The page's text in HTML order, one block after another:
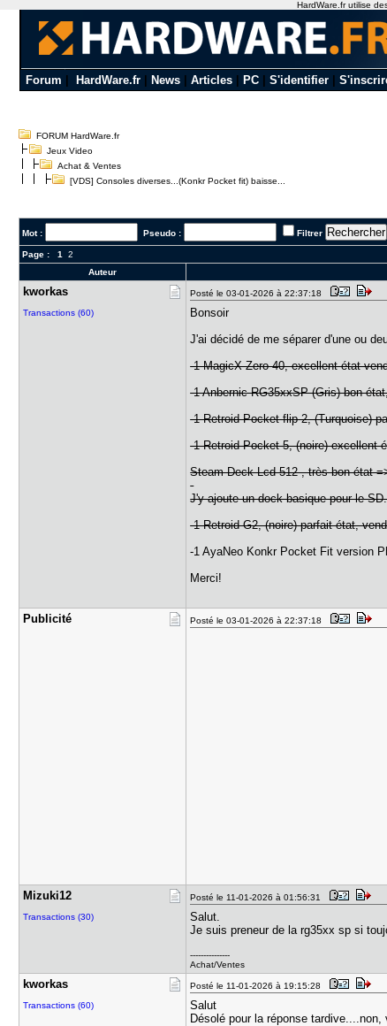
Forum HardWare.fr| News| Articles| PC| S'identifier|
FORUM HardWare.fr
Jeux Video
Achat & Ventes
[VDS] Consoles diverses...(Konkr Pocket fit) baisse...
Mot : Pseudo : Filtrer
Page : 1 2
Auteur
kworkas
Transactions (60)
Posté le 03-01-2026 à 22:37:18
Bonsoir
J'ai décidé de me séparer d'une ou
-1 MagicX Zero 40, excellent état
-1 Anbernic RG35xxSP (Gris) bon
-1 Retroid Pocket flip 2, (Turquoise)
-1 Retroid Pocket 5, (noire) excellent
Steam Deck Lcd 512 , très bon état
J'y ajoute un dock basique pour le
-1 Retroid G2, (noire) parfait état,
-1 AyaNeo Konkr Pocket Fit version
Merci!
Publicité Posté le 03-01-2026 à 22:37:18
Mizuki12
Transactions (30)
Posté le 11-01-2026 à 01:56:31
Salut.
Je suis preneur de la rg35xx sp si
---------------
Achat/Ventes
kworkas
Transactions (60)
Posté le 11-01-2026 à 19:15:28
Salut
Désolé pour la réponse
HardWare.fr utilise